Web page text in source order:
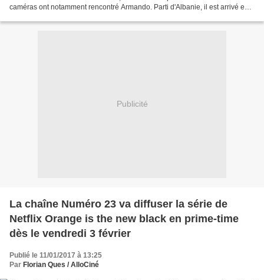
caméras ont notamment rencontré Armando. Parti d'Albanie, il est arrivé en
Publicité
La chaîne Numéro 23 va diffuser la série de
Netflix Orange is the new black en prime-time
dès le vendredi 3 février
Publié le 11/01/2017 à 13:25
Par Florian Ques / AlloCiné